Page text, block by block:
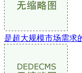
是超大规模市场需求